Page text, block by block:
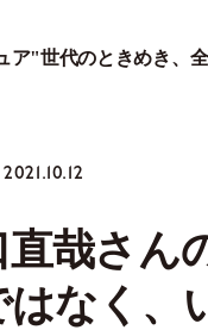
ア"世代のときめき、全
2021.10.12
直哉さん
はなく、